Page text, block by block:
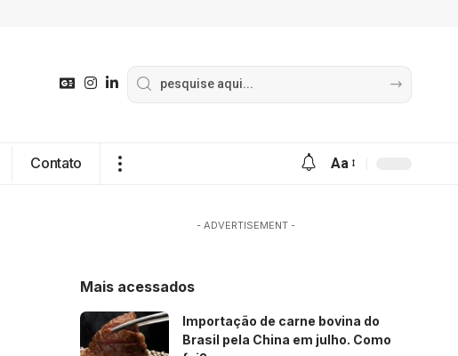
Contato Aa
- ADVERTISEMENT -
Mais acessados
Importação de carne bovina do
Brasil pela China em julho. Como